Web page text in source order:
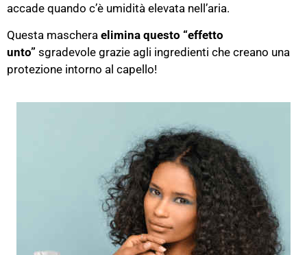
accade quando c’è umidità elevata nell’aria.
Questa maschera elimina questo “effetto
unto” sgradevole grazie agli ingredienti che creano una
protezione intorno al capello!